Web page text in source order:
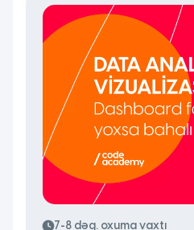
anlayışlarla qarşılaşmaq
olduğun onlarca mexanizm.
anladım ki, R təkcə
7-8 dəq. oxuma vaxtı